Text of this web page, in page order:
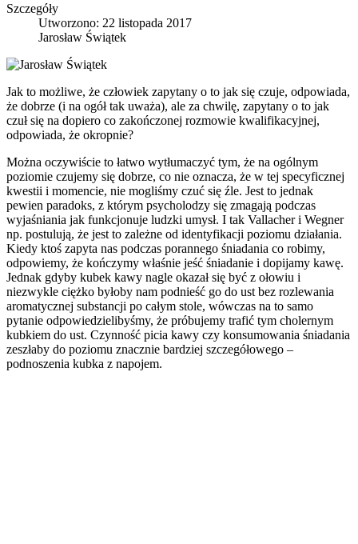
Szczegóły
Utworzono: 22 listopada 2017
Jarosław Świątek
Jak to możliwe, że człowiek zapytany o to jak się czuje, odpowiada,
że dobrze (i na ogół tak uważa), ale za chwilę, zapytany o to jak
czuł się na dopiero co zakończonej rozmowie kwalifikacyjnej,
odpowiada, że okropnie?
Można oczywiście to łatwo wytłumaczyć tym, że na ogólnym
poziomie czujemy się dobrze, co nie oznacza, że w tej specyficznej
kwestii i momencie, nie mogliśmy czuć się źle. Jest to jednak
pewien paradoks, z którym psycholodzy się zmagają podczas
wyjaśniania jak funkcjonuje ludzki umysł. I tak Vallacher i Wegner
np. postulują, że jest to zależne od identyfikacji poziomu działania.
Kiedy ktoś zapyta nas podczas porannego śniadania co robimy,
odpowiemy, że kończymy właśnie jeść śniadanie i dopijamy kawę.
Jednak gdyby kubek kawy nagle okazał się być z ołowiu i
niezwykle ciężko byłoby nam podnieść go do ust bez rozlewania
aromatycznej substancji po całym stole, wówczas na to samo
pytanie odpowiedzielibyśmy, że próbujemy trafić tym cholernym
kubkiem do ust. Czynność picia kawy czy konsumowania śniadania
zeszłaby do poziomu znacznie bardziej szczegółowego –
podnoszenia kubka z napojem.